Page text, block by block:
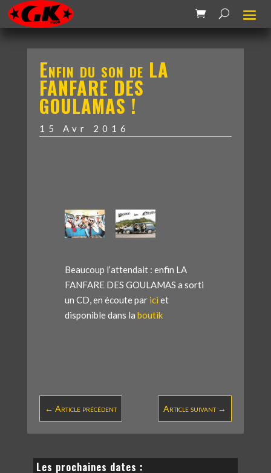
Enfin du son de LA
FANFARE DES
GOULAMAS !
15 Avr 2016
Beaucoup l’attendait : enfin LA
FANFARE DES GOULAMAS a sorti
un CD, en écoute par ici et
disponible dans la boutik
← Article précédent Article suivant→
Les prochaines dates :